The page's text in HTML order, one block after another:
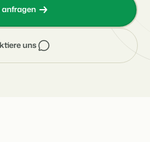
uns
anfragen